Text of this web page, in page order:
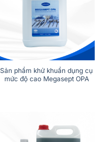
Sản phẩm khử khuẩn dụng cụ
mức độ cao Megasept OPA